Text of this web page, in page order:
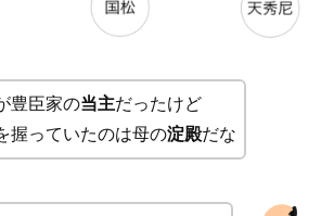
豊臣家の当主だったけど
握っていたのは母の淀殿だな